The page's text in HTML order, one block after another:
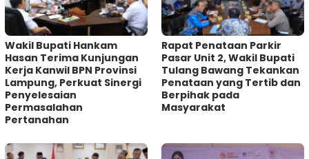
Wakil Bupati Hankam
Hasan Terima Kunjungan
Kerja Kanwil BPN Provinsi
Lampung, Perkuat Sinergi
Penyelesaian
Permasalahan
Pertanahan
Rapat Penataan Parkir
Pasar Unit 2, Wakil Bupati
Tulang Bawang Tekankan
Penataan yang Tertib dan
Berpihak pada
Masyarakat